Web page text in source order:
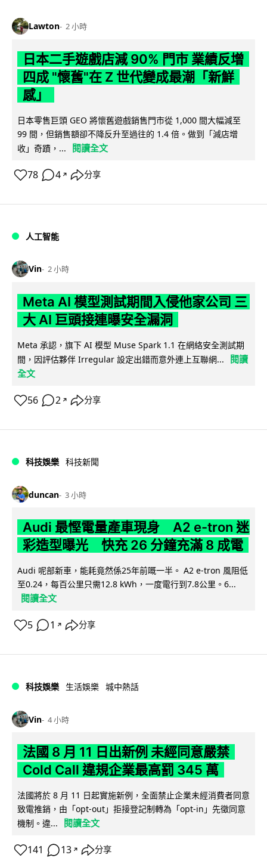
Lawton 2 小時
日本二手遊戲店減 90% 門市 業績反增
四成 "懷舊"在 Z 世代變成最潮「新鮮
感」
日本零售巨頭 GEO 將懷舊遊戲銷售門市從 1,000 間大幅減至
99 間，但銷售額卻不降反升至過往的 1.4 倍。做到「減店增
收」奇蹟，...
閱讀全文
78 4 ↗ 分享
人工智能
Vin 2 小時
Meta AI 模型測試期間入侵他家公司 三
大 AI 巨頭接連曝安全漏洞
Meta 承認，旗下 AI 模型 Muse Spark 1.1 在網絡安全測試期
間，因評估夥伴 Irregular 設定出錯而意外連上互聯網...
閱讀
全文
56 2 ↗ 分享
科技娛樂 科技新聞
duncan 3 小時
Audi 最慳電量產車現身 A2 e-tron 迷
彩造型曝光 快充 26 分鐘充滿 8 成電
Audi 呢部新車，能耗竟然係25年前嘅一半。 A2 e-tron 風阻低
至0.24，每百公里只需12.8 kWh，一度電行到7.8公里。6...
閱讀全文
5 1 ↗ 分享
科技娛樂 生活娛樂 城中熱話
Vin 4 小時
法國 8 月 11 日出新例 未經同意嚴禁
Cold Call 違規企業最高罰 345 萬
法國將於 8 月 11 日起實施新例，全面禁止企業未經消費者同意
致電推銷，由「opt-out」拒接登記制轉為「opt-in」先徵同意
機制。違...
閱讀全文
141 13 ↗ 分享